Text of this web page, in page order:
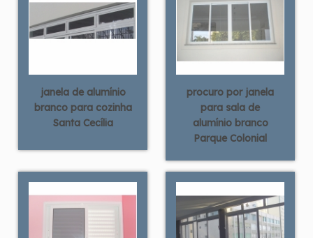
janela de alumínio
branco para cozinha
Santa Cecília
procuro por janela
para sala de
alumínio branco
Parque Colonial